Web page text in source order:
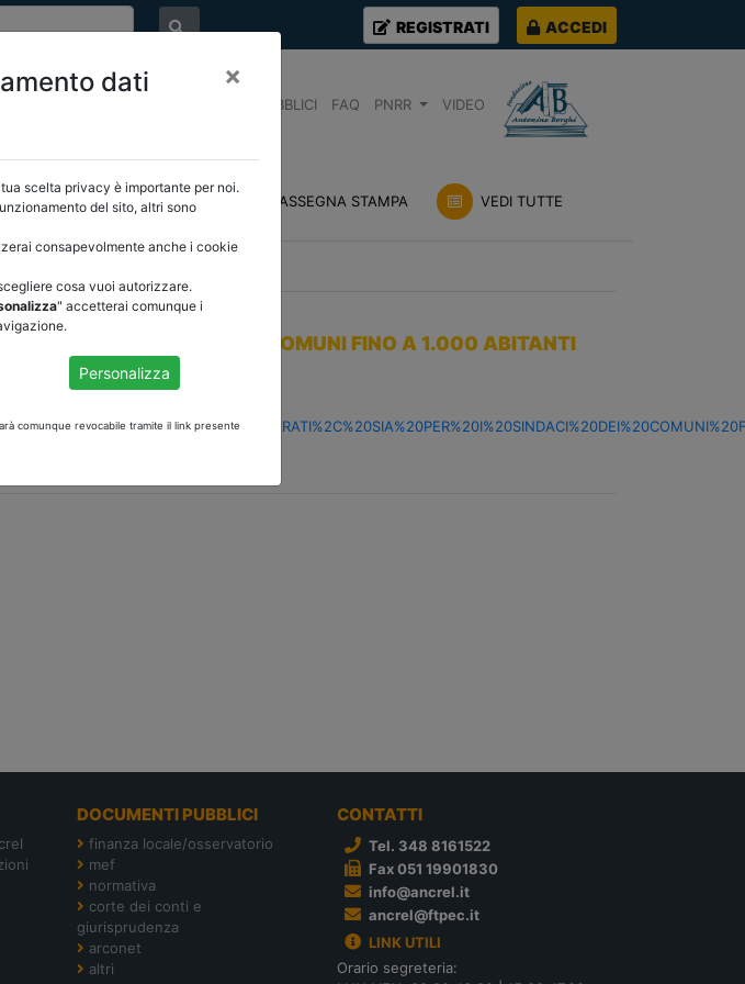
REGISTRATI ACCEDI
DOCUMENTI PUBBLICI FAQ PNRR VIDEO
NOVITÀ NORMATIVE RASSEGNA STAMPA VEDI TUTTE
SIA PER I SINDACI DEI COMUNI FINO A 1.000 ABITANTI
DOCUMENTI PUBBLICI
finanza locale/osservatorio
mef
normativa
corte dei conti e
giurisprudenza
arconet
altri
CONTATTI
Tel. 348 8161522
Fax 051 19901830
info@ancrel.it
ancrel@ftpec.it
LINK UTILI
Orario segreteria:
dati
×
scelta privacy è importante per noi.
del sito, altri sono
consapevolmente anche i cookie
cosa vuoi autorizzare.
" accetterai comunque i
Personalizza
comunque revocabile tramite il link presente